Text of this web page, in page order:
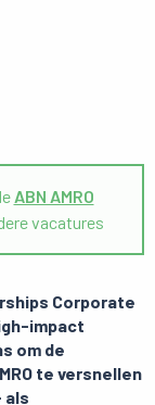
ABN AMRO
vacatures
Corporate
impact
om de
te versnellen
als